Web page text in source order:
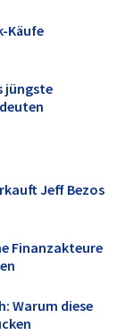
Käufe
jüngste
Jeff Bezos
Finanzakteure
Warum diese